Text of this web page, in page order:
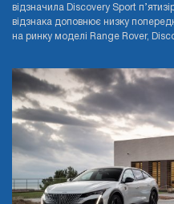
відзначила Discovery Sport
відзнака доповнює низку
на ринку моделі Range Rover,